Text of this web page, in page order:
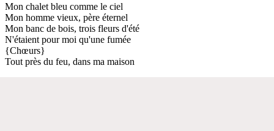
Mon chalet bleu comme le ciel
Mon homme vieux, père éternel
Mon banc de bois, trois fleurs d'été
N'étaient pour moi qu'une fumée
{Chœurs}
Tout près du feu, dans ma maison